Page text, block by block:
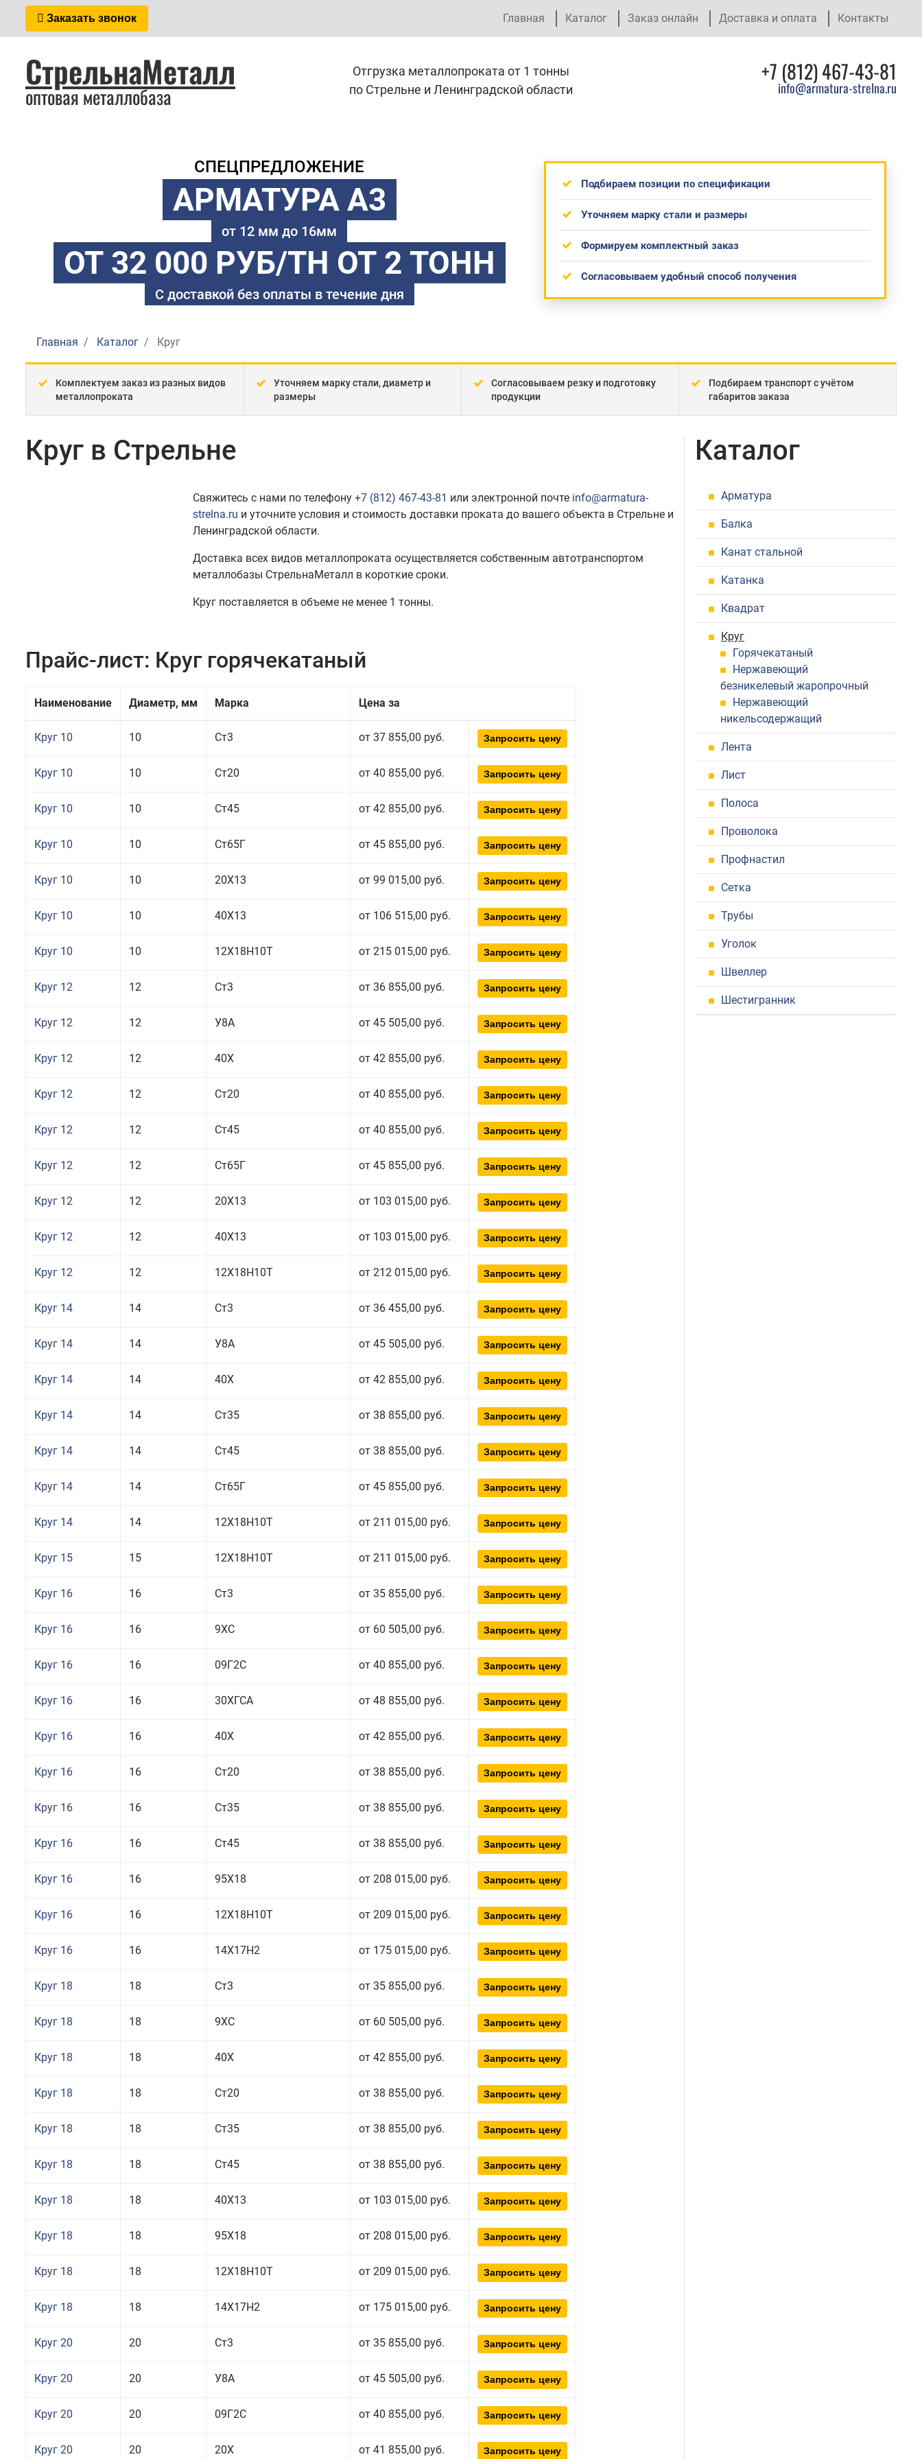
Заказать звонок Главная Каталог Заказ онлайн Доставка и оплата Контакты
СтрельнаМеталл
оптовая металлобаза
Отгрузка металлопроката от 1 тонны
по Стрельне и Ленинградской области
+7 (812) 467-43-81
info@armatura-strelna.ru
СПЕЦПРЕДЛОЖЕНИЕ
АРМАТУРА А3
от 12 мм до 16мм
ОТ 32 000 РУБ/ТН ОТ 2 ТОНН
С доставкой без оплаты в течение дня
Подбираем позиции по спецификации
Уточняем марку стали и размеры
Формируем комплектный заказ
Согласовываем удобный способ получения
Главная Каталог Круг
Комплектуем заказ из разных видов
металлопроката
Уточняем марку стали, диаметр и
размеры
Согласовываем резку и подготовку
продукции
Подбираем транспорт с учётом
габаритов заказа
Круг в Стрельне
Свяжитесь с нами по телефону +7 (812) 467-43-81 или электронной почте info@armatura-
strelna.ru и уточните условия и стоимость доставки проката до вашего объекта в Стрельне и
Ленинградской области.
Доставка всех видов металлопроката осуществляется собственным автотранспортом
металлобазы СтрельнаМеталл в короткие сроки.
Круг поставляется в объеме не менее 1 тонны.
Прайс-лист: Круг горячекатаный
Наименование Диаметр, мм Марка Цена за
Круг 10 10 Ст3 от 37 855,00 руб. Запросить цену
Круг 10 10 Ст20 от 40 855,00 руб. Запросить цену
Круг 10 10 Ст45 от 42 855,00 руб. Запросить цену
Круг 10 10 Ст65Г от 45 855,00 руб. Запросить цену
Круг 10 10 20Х13 от 99 015,00 руб. Запросить цену
Круг 10 10 40Х13 от 106 515,00 руб. Запросить цену
Круг 10 10 12Х18Н10Т от 215 015,00 руб. Запросить цену
Круг 12 12 Ст3 от 36 855,00 руб. Запросить цену
Круг 12 12 У8А от 45 505,00 руб. Запросить цену
Круг 12 12 40Х от 42 855,00 руб. Запросить цену
Круг 12 12 Ст20 от 40 855,00 руб. Запросить цену
Круг 12 12 Ст45 от 40 855,00 руб. Запросить цену
Круг 12 12 Ст65Г от 45 855,00 руб. Запросить цену
Круг 12 12 20Х13 от 103 015,00 руб. Запросить цену
Круг 12 12 40Х13 от 103 015,00 руб. Запросить цену
Круг 12 12 12Х18Н10Т от 212 015,00 руб. Запросить цену
Круг 14 14 Ст3 от 36 455,00 руб. Запросить цену
Круг 14 14 У8А от 45 505,00 руб. Запросить цену
Круг 14 14 40Х от 42 855,00 руб. Запросить цену
Круг 14 14 Ст35 от 38 855,00 руб. Запросить цену
Круг 14 14 Ст45 от 38 855,00 руб. Запросить цену
Круг 14 14 Ст65Г от 45 855,00 руб. Запросить цену
Круг 14 14 12Х18Н10Т от 211 015,00 руб. Запросить цену
Круг 15 15 12Х18Н10Т от 211 015,00 руб. Запросить цену
Круг 16 16 Ст3 от 35 855,00 руб. Запросить цену
Круг 16 16 9ХС от 60 505,00 руб. Запросить цену
Круг 16 16 09Г2С от 40 855,00 руб. Запросить цену
Круг 16 16 30ХГСА от 48 855,00 руб. Запросить цену
Круг 16 16 40Х от 42 855,00 руб. Запросить цену
Круг 16 16 Ст20 от 38 855,00 руб. Запросить цену
Круг 16 16 Ст35 от 38 855,00 руб. Запросить цену
Круг 16 16 Ст45 от 38 855,00 руб. Запросить цену
Круг 16 16 95Х18 от 208 015,00 руб. Запросить цену
Круг 16 16 12Х18Н10Т от 209 015,00 руб. Запросить цену
Круг 16 16 14Х17Н2 от 175 015,00 руб. Запросить цену
Круг 18 18 Ст3 от 35 855,00 руб. Запросить цену
Круг 18 18 9ХС от 60 505,00 руб. Запросить цену
Круг 18 18 40Х от 42 855,00 руб. Запросить цену
Круг 18 18 Ст20 от 38 855,00 руб. Запросить цену
Круг 18 18 Ст35 от 38 855,00 руб. Запросить цену
Круг 18 18 Ст45 от 38 855,00 руб. Запросить цену
Круг 18 18 40Х13 от 103 015,00 руб. Запросить цену
Круг 18 18 95Х18 от 208 015,00 руб. Запросить цену
Круг 18 18 12Х18Н10Т от 209 015,00 руб. Запросить цену
Круг 18 18 14Х17Н2 от 175 015,00 руб. Запросить цену
Круг 20 20 Ст3 от 35 855,00 руб. Запросить цену
Круг 20 20 У8А от 45 505,00 руб. Запросить цену
Круг 20 20 09Г2С от 40 855,00 руб. Запросить цену
Круг 20 20 20Х от 41 855,00 руб. Запросить цену
Каталог
Арматура
Балка
Канат стальной
Катанка
Квадрат
Круг
Горячекатаный
Нержавеющий
безникелевый жаропрочный
Нержавеющий
никельсодержащий
Лента
Лист
Полоса
Проволока
Профнастил
Сетка
Трубы
Уголок
Швеллер
Шестигранник